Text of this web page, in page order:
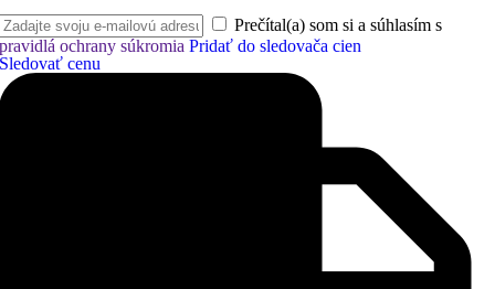
Prečítal(a) som si a súhlasím s
pravidlá ochrany súkromia Pridať do sledovača cien
Sledovať cenu